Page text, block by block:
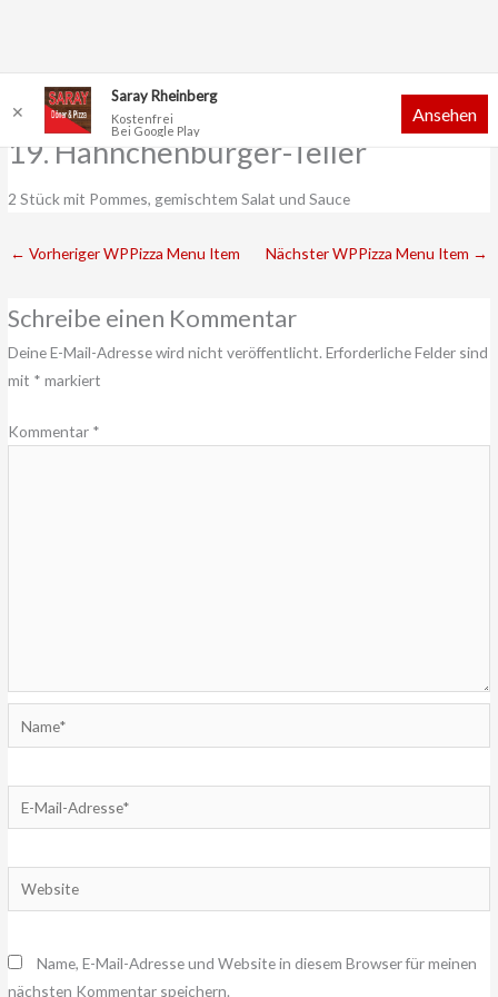
Inhalt
19. Hähnchenburger-Teller
2 Stück mit Pommes, gemischtem Salat und Sauce
← Vorheriger WPPizza Menu Item Nächster WPPizza Menu Item →
Schreibe einen Kommentar
Deine E-Mail-Adresse wird nicht veröffentlicht. Erforderliche Felder sind
mit * markiert
Kommentar *
Mail-
Website
Name, E-Mail-Adresse und Website in diesem Browser für meinen
nächsten Kommentar speichern.
✕
Saray Rheinberg
Kostenfrei
Bei Google Play
Ansehen